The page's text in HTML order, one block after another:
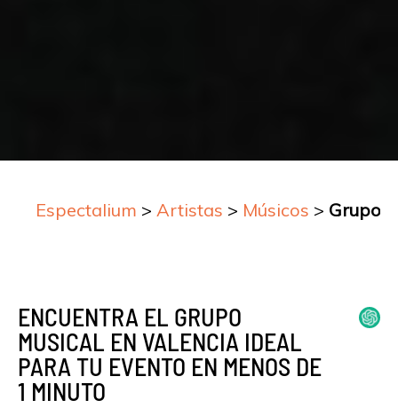
Espectalium > Artistas > Músicos > Grupos
ENCUENTRA EL GRUPO
MUSICAL EN VALENCIA IDEAL
PARA TU EVENTO EN MENOS DE
1 MINUTO